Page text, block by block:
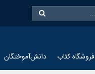
فروشگاه کتاب دانش‌آموختگان